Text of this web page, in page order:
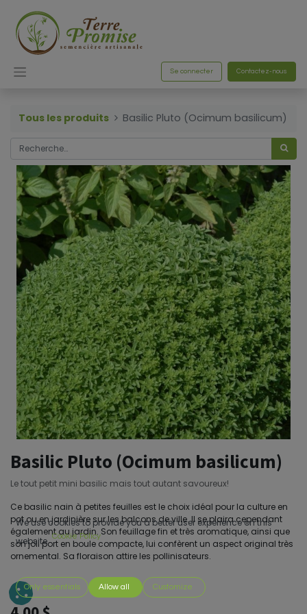
Se connecter Contactez-nous
Tous les produits Basilic Pluto (Ocimum basilicum)
Basilic Pluto (Ocimum basilicum)
Le tout petit mini basilic mais tout autant savoureux!
Ce basilic nain à petites feuilles est le choix idéal pour la culture en
pot ou en jardinière sur les balcons de ville. Il se plaira cependant
également au jardin. Son feuillage fin et très aromatique, ainsi que
son joli port en boule compacte, lui confèrent un aspect original très
ornemental. Sa floraison attire les pollinisateurs.
We use cookies to provide you a better user experience on this
website. Cookie Policy
Only essentials Allow all Customize